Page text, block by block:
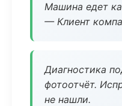
Машина едет
— Клиент
Диагностика
фотоотчёт.
не нашли.